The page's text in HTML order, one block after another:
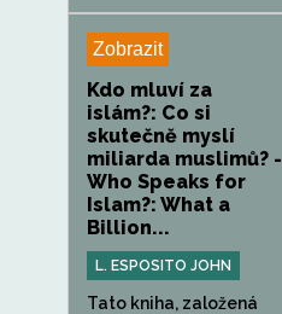
Zobrazit
Kdo mluví za
islám?: Co si
skutečně myslí
miliarda muslimů? -
Who Speaks for
Islam?: What a
Billion...
L. ESPOSITO JOHN
Tato kniha, založená